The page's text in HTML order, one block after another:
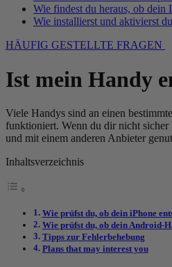
Wie findest du heraus, ob
Wie installierst und aktivierst
HÄUFIG GESTELLTE FRAGEN
Ist mein Handy
Viele Handys sind an einen
funktioniert. Wenn du dir nicht
und mit einem anderen Anbieter
Inhaltsverzeichnis
Wie prüfst du, ob dein iPhone
Wie prüfst du, ob dein Android-
Tipps zur Fehlerbehebung
Plans that may interest you